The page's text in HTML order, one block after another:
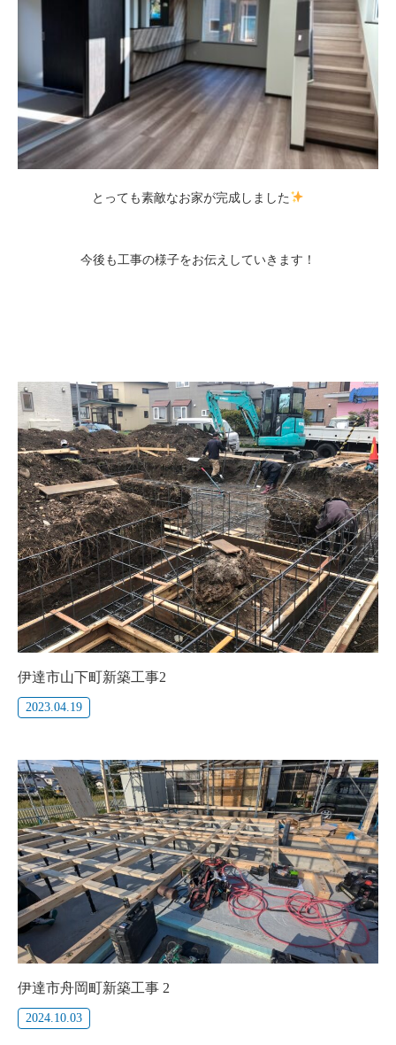
とっても素敵なお家が完成しました
今後も工事の様子をお伝えしていきます！
伊達市山下町新築工事2
2023.04.19
伊達市舟岡町新築工事 2
2024.10.03